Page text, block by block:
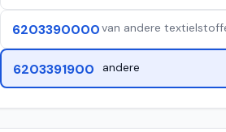
6203390000van andere
6203391900 andere